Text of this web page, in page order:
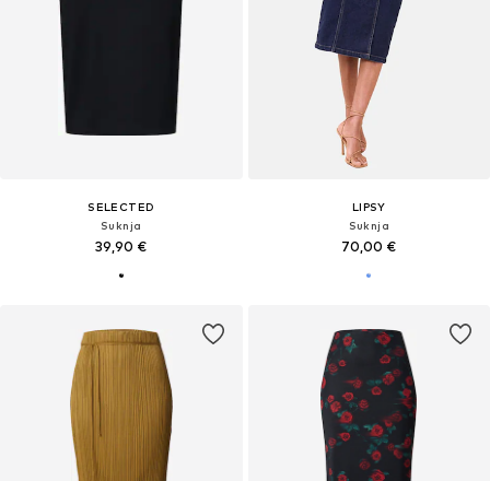
SELECTED
Suknja
39,90 €
LIPSY
Suknja
70,00 €